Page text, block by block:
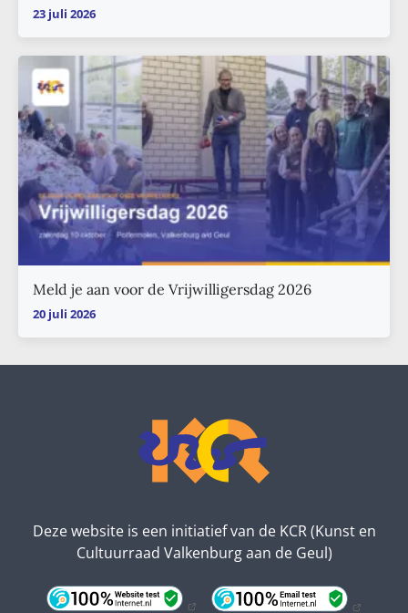
23 juli 2026
Meld je aan voor de Vrijwilligersdag 2026
20 juli 2026
Deze website is een initiatief van de KCR (Kunst en
Cultuurraad Valkenburg aan de Geul)